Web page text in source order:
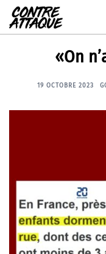
Aller
au
contenu
«On
19 OCTOBRE 2023